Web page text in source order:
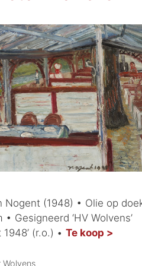
Nogent (1948) • Olie op
Gesigneerd ‘HV Wolvens’
(r.o.) • Te koop >